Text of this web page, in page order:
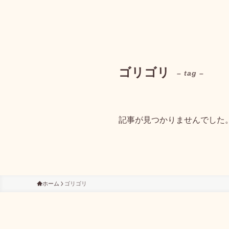
ゴリゴリ – tag –
記事が見つかりませんでした
ホーム ゴリゴリ